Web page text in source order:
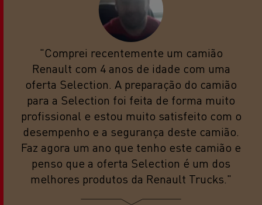
"Comprei recentemente um camião
Renault com 4 anos de idade com uma
oferta Selection. A preparação do camião
para a Selection foi feita de forma muito
profissional e estou muito satisfeito com o
desempenho e a segurança deste camião.
Faz agora um ano que tenho este camião e
penso que a oferta Selection é um dos
melhores produtos da Renault Trucks."